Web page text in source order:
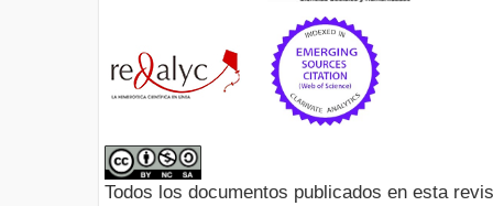
Todos los documentos publicados en esta